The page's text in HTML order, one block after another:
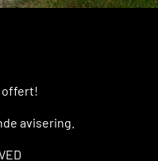
offert!
avisering.